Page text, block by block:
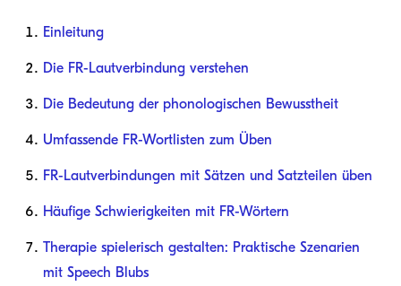
Einleitung
Die FR-Lautverbindung verstehen
Die Bedeutung der phonologischen Bewusstheit
Umfassende FR-Wortlisten zum Üben
FR-Lautverbindungen mit Sätzen und Satzteilen üben
Häufige Schwierigkeiten mit FR-Wörtern
Therapie spielerisch gestalten: Praktische Szenarien
mit Speech Blubs